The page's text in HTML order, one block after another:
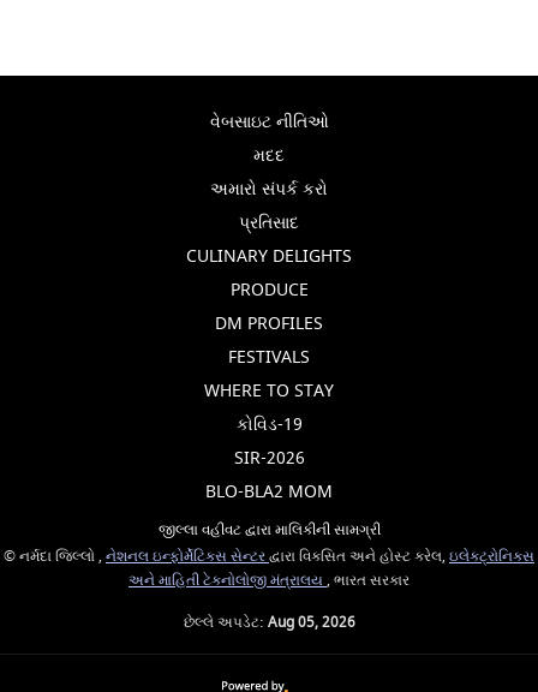
વેબસાઇટ નીતિઓ
મદદ
અમારો સંપર્ક કરો
પ્રતિસાદ
CULINARY DELIGHTS
PRODUCE
DM PROFILES
FESTIVALS
WHERE TO STAY
કોવિડ-19
SIR-2026
BLO-BLA2 MOM
જીલ્લા વહીવટ દ્વારા માલિકીની સામગ્રી
© નર્મદા જિલ્લો , નેશનલ ઇન્ફોર્મેટિક્સ સેન્ટરદ્વારા વિકસિત અને હોસ્ટ કરેલ, ઇલેક્ટ્રોનિક્સ
અને માહિતી ટેકનોલોજી મંત્રાલય, ભારત સરકાર
છેલ્લે અપડેટ: Aug 05, 2026